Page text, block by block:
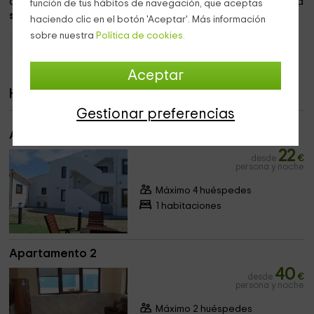
función de tus hábitos de navegación, que aceptas
haciendo clic en el botón 'Aceptar'. Más información
sobre nuestra Política de cookies.
Aceptar
Gestionar preferencias
saunapara relajarse al final del día.
Habitaciones
Apartamento 1
desde 22 €
persona y noche
Máximo 4 huéspedes
1 habitaciones
Apartamento 2
desde 40 €
persona y noche
Máximo 2 huéspedes